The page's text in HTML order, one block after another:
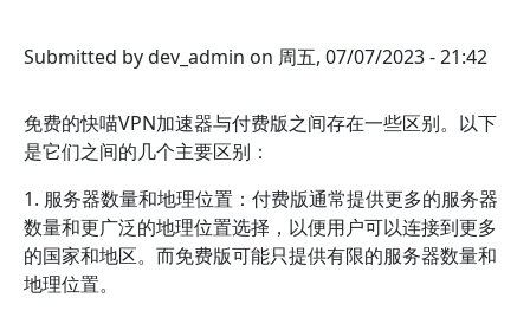
Submitted bydev_admin on 周五, 07/07/2023 - 21:42
免费的快喵VPN加速器与付费版之间存在一些区别。以下
是它们之间的几个主要区别：
1. 服务器数量和地理位置：付费版通常提供更多的服务器
数量和更广泛的地理位置选择，以便用户可以连接到更多
的国家和地区。而免费版可能只提供有限的服务器数量和
地理位置。